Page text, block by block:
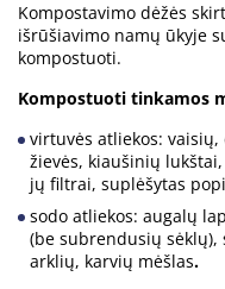
Kompostavimo dėžės
išrūšiavimo namų ūkyje
kompostuoti.
Kompostuoti tinkamos
virtuvės atliekos:
žievės, kiaušinių
jų filtrai, suplėšytas
sodo atliekos: augalų
(be subrendusių
arklių, karvių mėšlas.